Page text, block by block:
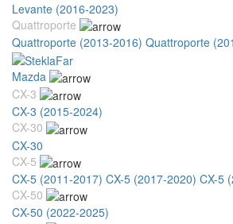
Levante (2016-2023)
Quattroporte
Quattroporte (2013-2016) Quattroporte
Mazda
CX-3
CX-3 (2015-2024)
CX-30
CX-30
CX-5
CX-5 (2011-2017) CX-5 (2017-2020) CX-5
CX-50
CX-50 (2022-2025)